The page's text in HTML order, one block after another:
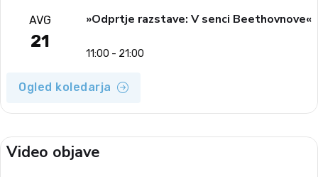
AVG
21
»Odprtje razstave: V senci Beethovnove«
11:00 - 21:00
Ogled koledarja
Video objave